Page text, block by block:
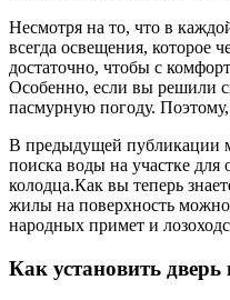
Несмотря на то, что в
всегда освещения, которое
достаточно, чтобы с
Особенно, если вы решили
пасмурную погоду. Поэтому,
В предыдущей публикации
поиска воды на участке для
колодца.Как вы теперь
жилы на поверхность
народных примет и
Как установить дверь